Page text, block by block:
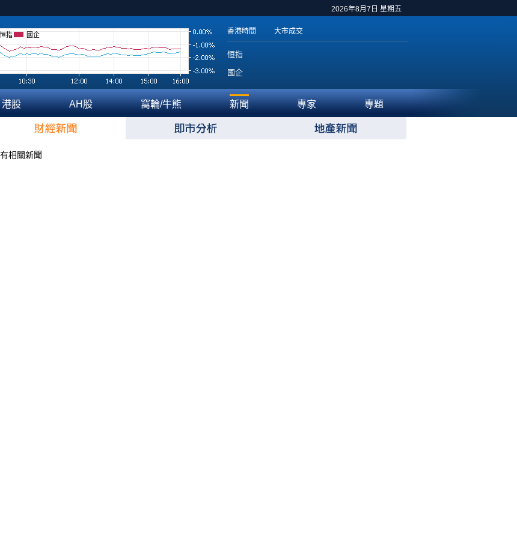
2026年8月7日 星期五
恒指 國企 香港時間 大市成交
恒指
國企
港股 AH股 窩輪/牛熊 新聞 專家 專題
相關新聞